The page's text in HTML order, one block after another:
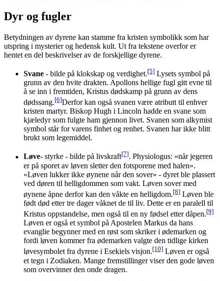
Dyr og fugler
Betydningen av dyrene kan stamme fra kristen symbolikk som har
utspring i mysterier og hedensk kult. Ut fra tekstene overfor er
hentet en del beskrivelser av de forskjellige dyrene.
Svane - bilde på klokskap og verdighet.[5] Lysets symbol på
grunn av den hvite drakten. Apollons hellige fugl gitt evne til
å se inn i fremtiden, Kristus dødskamp på grunn av dens
dødssang.[6]Derfor kan også svanen være atributt til enhver
kristen martyr. Biskop Hugh i Lincoln hadde en svane som
kjæledyr som fulgte ham gjennon livet. Svanen som alkymist
symbol står for varens finhet og renhet. Svanen har ikke blitt
brukt som legemiddel.
Løve- styrke - bilde på livskraft[7]. Physiologus: «når jegeren
er på sporet av løven sletter den fotsporene med halen».
«Løven lukker ikke øynene når den sover» - dyret ble plassert
ved døren til helligdommen som vakt. Løven sover med
øynene åpne derfor kan den våkte en helligdom.[8] Løven ble
født død etter tre dager våknet de til liv. Dette er en paralell til
Kristus oppstandelse, men også til en ny fødsel etter dåpen.[9]
Løven er også et symbol på Apostelen Markus da hans
evanglie begynner med en røst som skriker i ødemarken og
fordi løven kommer fra ødemarken valgte den tidlige kirken
løvesymbolet fra dyrene i Esekiels visjon.[10] Løven er også
et tegn i Zodiaken. Mange fremstillinger viser den gode løven
som overvinner den onde dragen.